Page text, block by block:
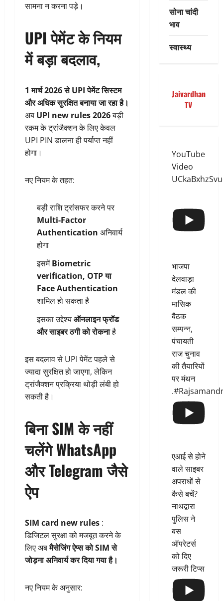
सामना न करना पड़े।
UPI पेमेंट के नियम
में बड़ा बदलाव,
1 मार्च 2026 से UPI पेमेंट सिस्टम
और अधिक सुरक्षित बनाया जा रहा है।
अब UPI new rules 2026बड़ी
रकम के ट्रांजैक्शन के लिए केवल
UPI PIN डालना ही पर्याप्त नहीं
होगा।
नए नियम के तहत:
बड़ी राशि ट्रांसफर करने पर
Multi-Factor
Authentication अनिवार्य
होगा
इसमेंBiometric
verification, OTP या
Face Authentication
शामिल हो सकता है
इसका उद्देश्यऑनलाइन फ्रॉड
और साइबर ठगी को रोकनाहै
इस बदलाव से UPI पेमेंट पहले से
ज्यादा सुरक्षित हो जाएगा, लेकिन
ट्रांजैक्शन प्रक्रिया थोड़ी लंबी हो
सकती है।
बिना SIM के नहीं
चलेंगे WhatsApp
और Telegram जैसे
ऐप
SIM card new rules :
डिजिटल सुरक्षा को मजबूत करने के
लिए अबमैसेजिंग ऐप्स को SIM से
जोड़ना अनिवार्य कर दिया गया है।
नए नियम के अनुसार:
सोना चांदी
भाव
स्वास्थ्य
Jaivardhan
TV
YouTube
Video
भाजपा
देलवाड़ा
मंडल की
मासिक
बैठक
सम्पन्न,
पंचायती
राज चुनाव
की तैयारियों
पर मंथन
एआई से होने
वाले साइबर
अपराधों से
कैसे बचें?
नाथद्वारा
पुलिस ने
बस
ऑपरेटर्स
को दिए
जरूरी टिप्स